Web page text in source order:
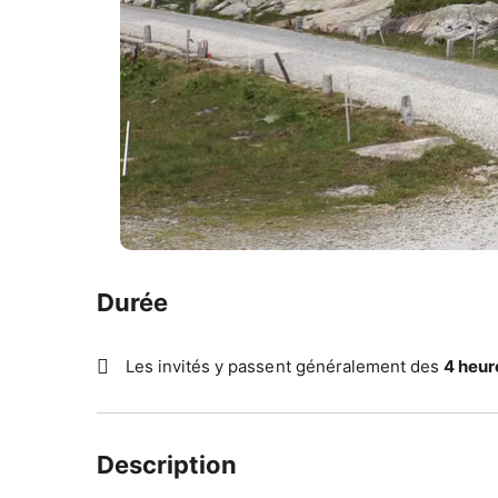
Durée
Les invités y passent généralement des 4
Description